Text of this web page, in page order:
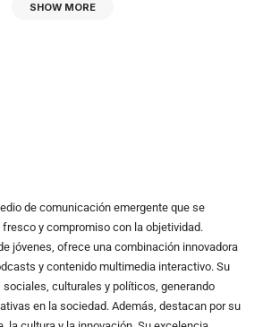
SHOW MORE
de comunicación emergente que se
y compromiso con la objetividad.
jóvenes, ofrece una combinación innovadora
y contenido multimedia interactivo. Su
culturales y políticos, generando
en la sociedad. Además, destacan por su